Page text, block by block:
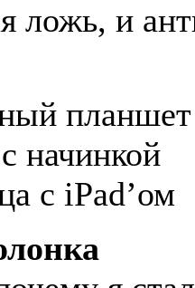
ложь, и
начинкой
с iPad’ом